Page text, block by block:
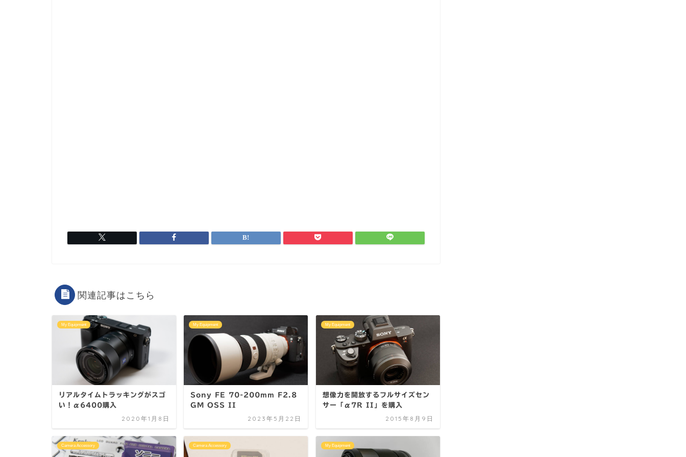
関連記事はこちら
My Equipment
リアルタイムトラッキングがスゴ
い！α6400購入
2020年1月8日
My Equipment
Sony FE 70-200mm F2.8
GM OSS II
2023年5月22日
My Equipment
想像力を開放するフルサイズセン
サー「α7R II」を購入
2015年8月9日
Camera Accessory Camera Accessory My Equipment